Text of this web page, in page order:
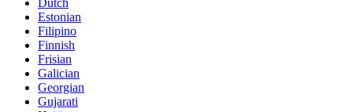
Dutch
Estonian
Filipino
Finnish
Frisian
Galician
Georgian
Gujarati